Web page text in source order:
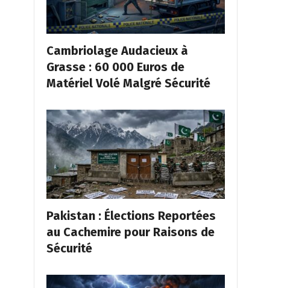
Cambriolage Audacieux à
Grasse : 60 000 Euros de
Matériel Volé Malgré Sécurité
Pakistan : Élections Reportées
au Cachemire pour Raisons de
Sécurité